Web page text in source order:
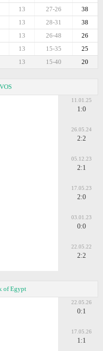
38
27-26
13
38
28-31
13
26
26-48
13
25
15-35
13
20
15-40
13
11.01.25
1:0
26.05.24
2:2
05.12.23
2:1
17.05.23
2:0
03.01.23
0:0
22.05.22
2:2
of Egypt
22.05.26
0:1
17.05.26
1:1